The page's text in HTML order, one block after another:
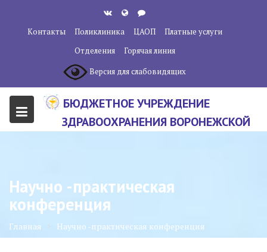
содержанию
Контакты Поликлиника ЦАОП
Платные услуги
Отделения
Горячая линия
Версия для слабовидящих
БЮДЖЕТНОЕ УЧРЕЖДЕНИЕ
ЗДРАВООХРАНЕНИЯ ВОРОНЕЖСКОЙ
ЦЕНТР"
Научно -практическая
конференция
Главная Научно -практическая конференция